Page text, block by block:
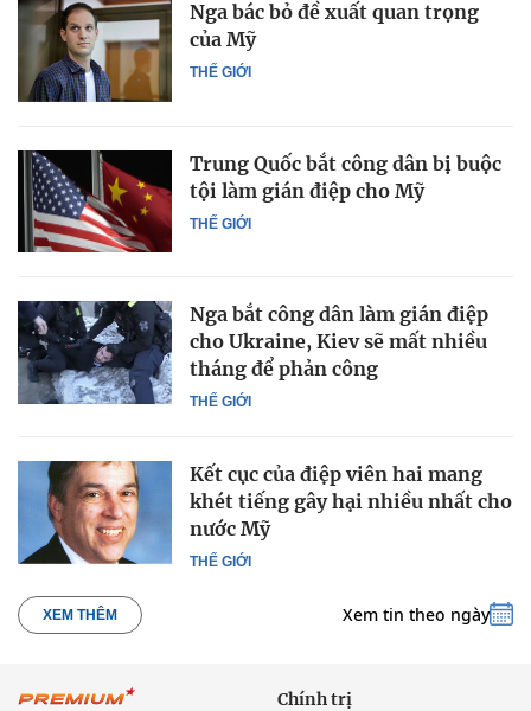
THẾ GIỚI
Nga bác bỏ đề xuất quan trọng
của Mỹ
THẾ GIỚI
Trung Quốc bắt công dân bị buộc
tội làm gián điệp cho Mỹ
THẾ GIỚI
Nga bắt công dân làm gián điệp
cho Ukraine, Kiev sẽ mất nhiều
tháng để phản công
THẾ GIỚI
Kết cục của điệp viên hai mang
khét tiếng gây hại nhiều nhất cho
nước Mỹ
XEM THÊM Xem tin theo ngày
Chính trị